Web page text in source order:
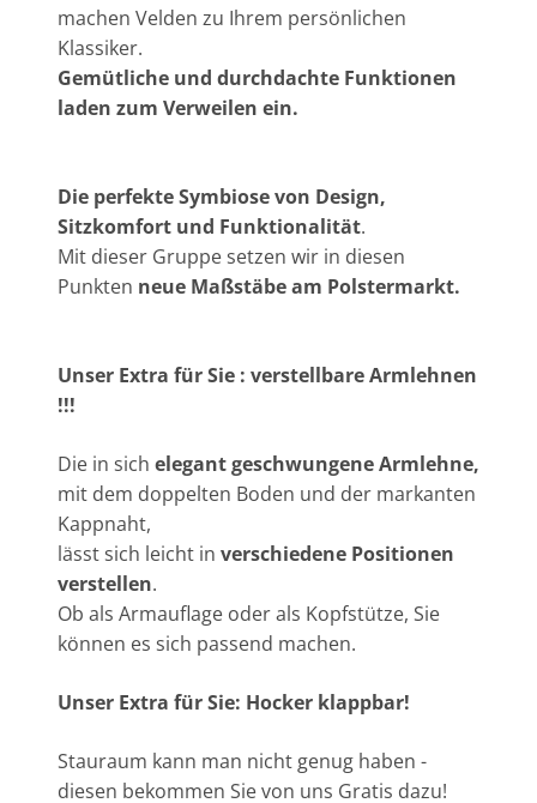
machen Velden zu Ihrem persönlichen
Klassiker.
Gemütliche und durchdachte Funktionen
laden zum Verweilen ein.
Die perfekte Symbiose von Design,
Sitzkomfort und Funktionalität.
Mit dieser Gruppe setzen wir in diesen
Punkten neue Maßstäbe am Polstermarkt.
Unser Extra für Sie : verstellbare Armlehnen
!!!
Die in sich elegant geschwungene Armlehne,
mit dem doppelten Boden und der markanten
Kappnaht,
lässt sich leicht in verschiedene Positionen
verstellen.
Ob als Armauflage oder als Kopfstütze, Sie
können es sich passend machen.
Unser Extra für Sie: Hocker klappbar!
Stauraum kann man nicht genug haben -
diesen bekommen Sie von uns Gratis dazu!